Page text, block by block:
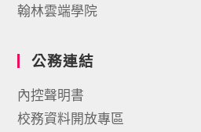
翰林雲端學院
公務連結
內控聲明書
校務資料開放專區